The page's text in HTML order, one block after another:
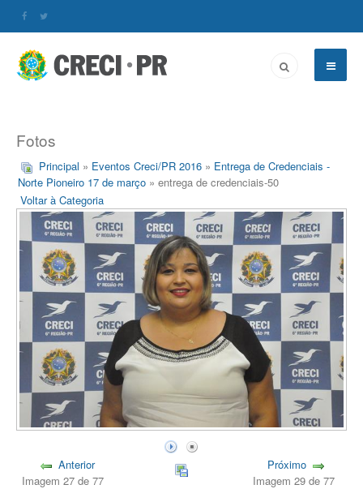
Fotos
Principal » Eventos Creci/PR 2016 » Entrega de Credenciais -
Norte Pioneiro 17 de março » entrega de credenciais-50
Voltar à Categoria
Anterior
Imagem 27 de 77
Próximo
Imagem 29 de 77